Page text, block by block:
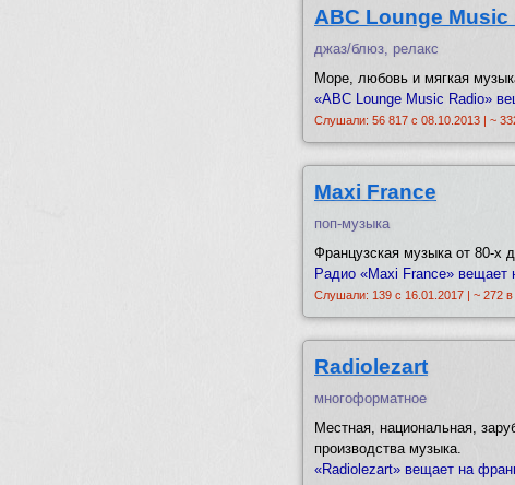
ABC Lounge Music
джаз/блюз, релакс
Море, любовь и мягкая
«ABC Lounge Music Radio»
Слушали: 56 817 с 08.10.2013 | ~
Maxi France
поп-музыка
Французская музыка от 80-х
Радио «Maxi France» вещает
Слушали: 139 с 16.01.2017 | ~ 272 в
Radiolezart
многоформатное
Местная, национальная,
производства музыка.
«Radiolezart» вещает на